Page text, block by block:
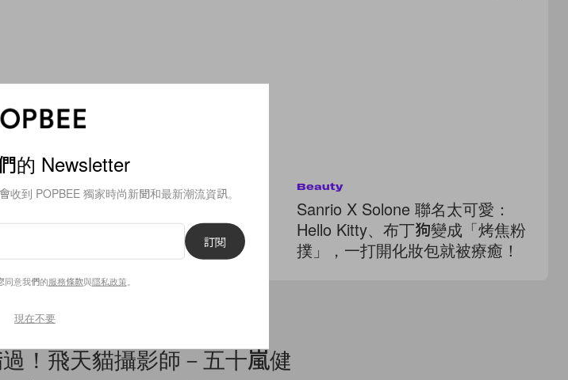
同時為妝容增添高級感：選對高
光質地及打亮產品，零技巧也能
Beauty
Sanrio X Solone 聯名太可愛：
Hello Kitty、布丁狗變成「烤焦粉
撲」，一打開化妝包就被療癒！
！飛天貓攝影師－五十嵐健
的 Newsletter
到 POPBEE 獨家時尚新聞和最新潮流資訊。
訂閱
同意我們的服務條款與隱私政策。
現在不要